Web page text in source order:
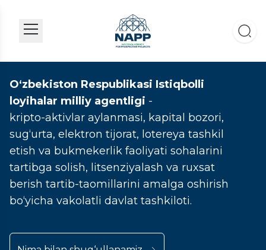
O‘zbekiston Respublikasi Istiqbolli
loyihalar milliy agentligi -
kripto-aktivlar aylanmasi, kapital bozori,
sug‘urta, elektron tijorat, lotereya tashkil
etish va bukmekerlik faoliyati sohalarini
tartibga solish, litsenziyalash va ruxsat
berish tartib-taomillarini amalga oshirish
bo‘yicha vakolatli davlat tashkiloti.